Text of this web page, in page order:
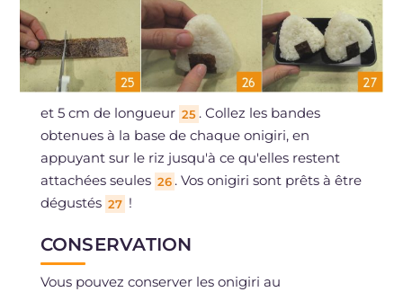
et 5 cm de longueur 25 . Collez les bandes
obtenues à la base de chaque onigiri, en
appuyant sur le riz jusqu'à ce qu'elles restent
attachées seules 26 . Vos onigiri sont prêts à être
dégustés 27 !
CONSERVATION
Vous pouvez conserver les onigiri au